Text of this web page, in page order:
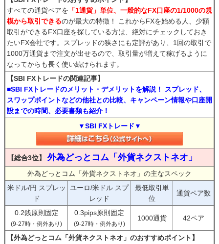
すべての通貨ペアを 「1通貨」単位、一般的なFX口座の1/1000の規
模から取引できるのが最大の特徴！ これからFXを始める人、少額
取引ができるFX口座を探している方は、絶対にチェックしておき
たいFX会社です。スプレッドの狭さにも定評があり、1回の取引で
1000万通貨まで注文が出せるので、取引量が増えて稼げるように
なってからも長く使い続けられます。
【SBI FXトレードの関連記事】
■SBI FXトレードのメリット・デメリットを解説！ スプレッド、
スワップポイントなどの他社との比較、キャンペーン情報や口座開
設までの時間、必要書類も紹介！
▼SBI FXトレード▼
【総合3位】 外為どっとコム「外貨ネクストネオ」
外為どっとコム「外貨ネクストネオ」の主なスペック
米ドル/円 スプレッ
ド
ユーロ/米ドル スプ
レッド
最低取引単
位
通貨ペア数
0.2銭原則固定
(9-27時・例外あり)
0.3pips原則固定
(9-27時・例外あり)
1000通貨 42ペア
【外為どっとコム「外貨ネクストネオ」のおすすめポイント】